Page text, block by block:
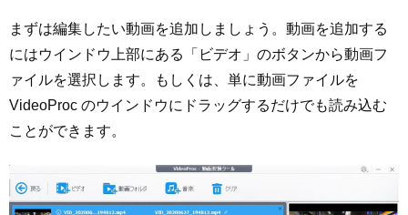
まずは編集したい動画を追加しましょう。動画を追加する
にはウインドウ上部にある「ビデオ」のボタンから動画フ
ァイルを選択します。もしくは、単に動画ファイルを
VideoProc のウインドウにドラッグするだけでも読み込む
ことができます。